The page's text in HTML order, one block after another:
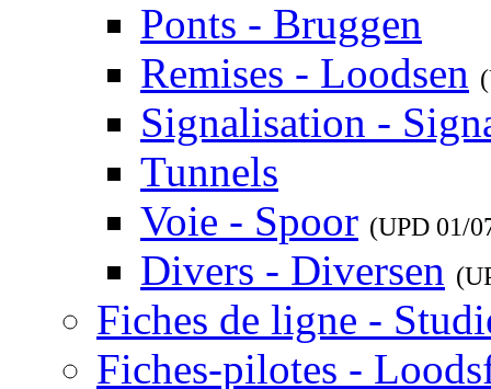
Ponts - Bruggen
Remises - Loodsen
Signalisation -
Tunnels
Voie - Spoor (UPD 01/
Divers - Diversen
Fiches de ligne -
Fiches-pilotes -